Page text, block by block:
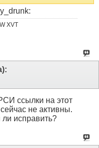
XVT
ссылки на этот
не активны.
исправить?